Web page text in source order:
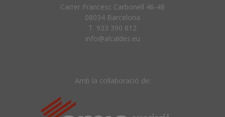
Carrer Francesc Carbonell 46-48
08034 Barcelona
T. 933 390 812
info@alcaldes.eu
Amb la col·laboració de: